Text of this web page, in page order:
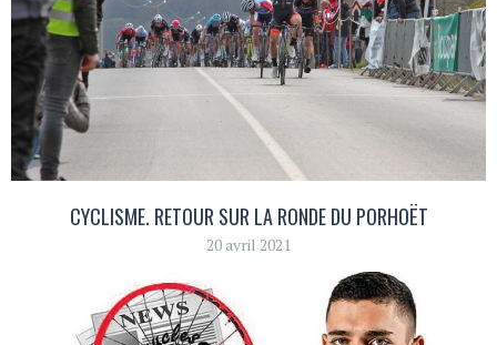
CYCLISME. RETOUR SUR LA RONDE DU PORHOËT
20 avril 2021